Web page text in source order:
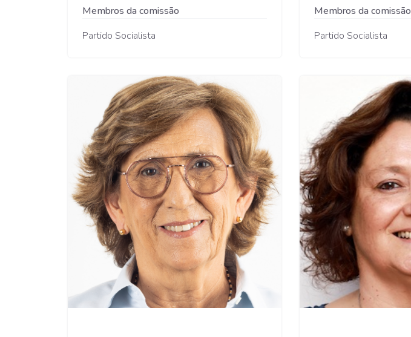
Membros da comissão
Partido Socialista
Membros da comissão
Partido Socialista